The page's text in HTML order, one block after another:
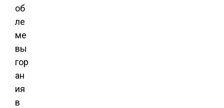
об
ле
ме
вы
гор
ан
ия
в